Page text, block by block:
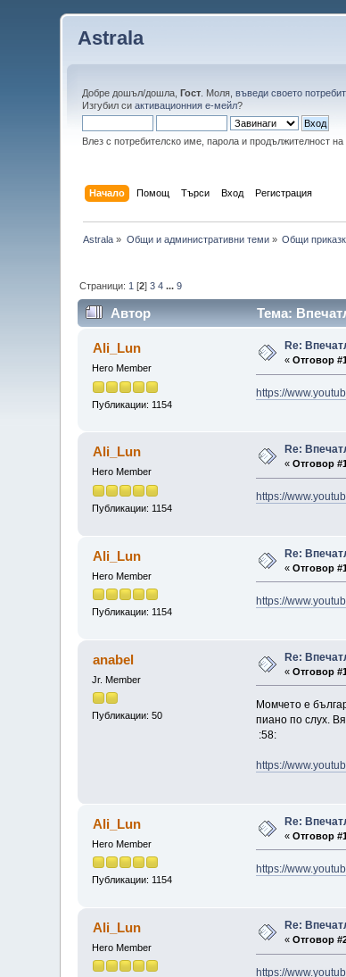
Astrala
Добре дошъл/дошла,Гост . Моля,въведи своето
Изгубил сиактивационния е-мейл?
Влез с потребителско име, парола и продължителност на
Начало Помощ Търси Вход Регистрация
Astrala » Общи и административни теми» Общи
Страници: 1 [2]3 4 ...9
Автор Тема:
Ali_Lun
Hero Member
Публикации: 1154
Re:
«Отговор
https://
Ali_Lun
Hero Member
Публикации: 1154
Re:
«Отговор
https://
Ali_Lun
Hero Member
Публикации: 1154
Re:
«Отговор
https://
anabel
Jr. Member
Публикации: 50
Re:
«Отговор
Момчето е
пиано по слух.
:58:
https://
Ali_Lun
Hero Member
Публикации: 1154
Re:
«Отговор
https://
Ali_Lun
Hero Member
Re:
«Отговор
https://